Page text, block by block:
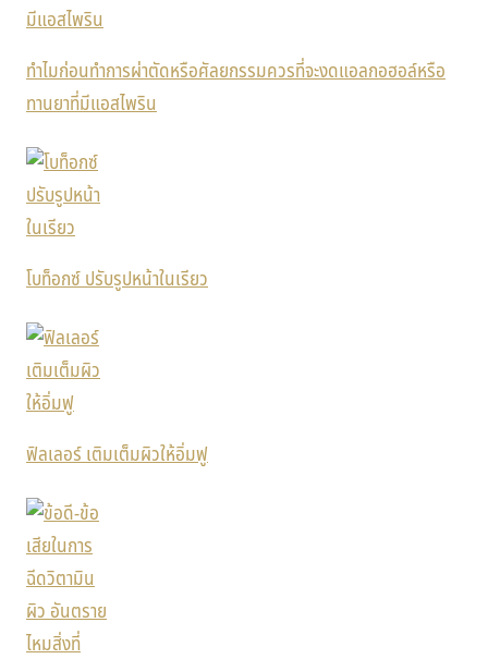
ทำไมก่อนทำการผ่าตัดหรือศัลยกรรมควรที่จะงดแอลกอฮอล์หรือ
ทานยาที่มีแอสไพริน
โบท็อกซ์ ปรับรูปหน้าในเรียว
ฟิลเลอร์ เติมเต็มผิวให้อิ่มฟู